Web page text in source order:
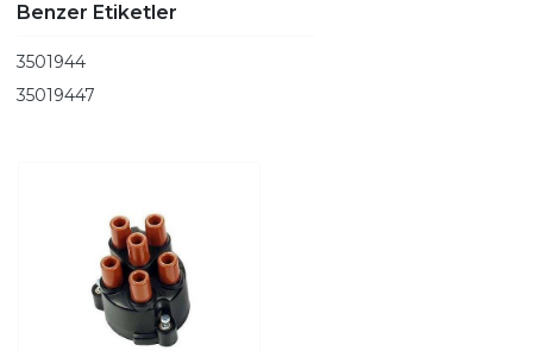
Benzer Etiketler
3501944
35019447